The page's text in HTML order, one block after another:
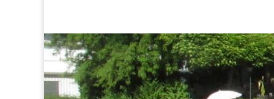
TC Hockenheim